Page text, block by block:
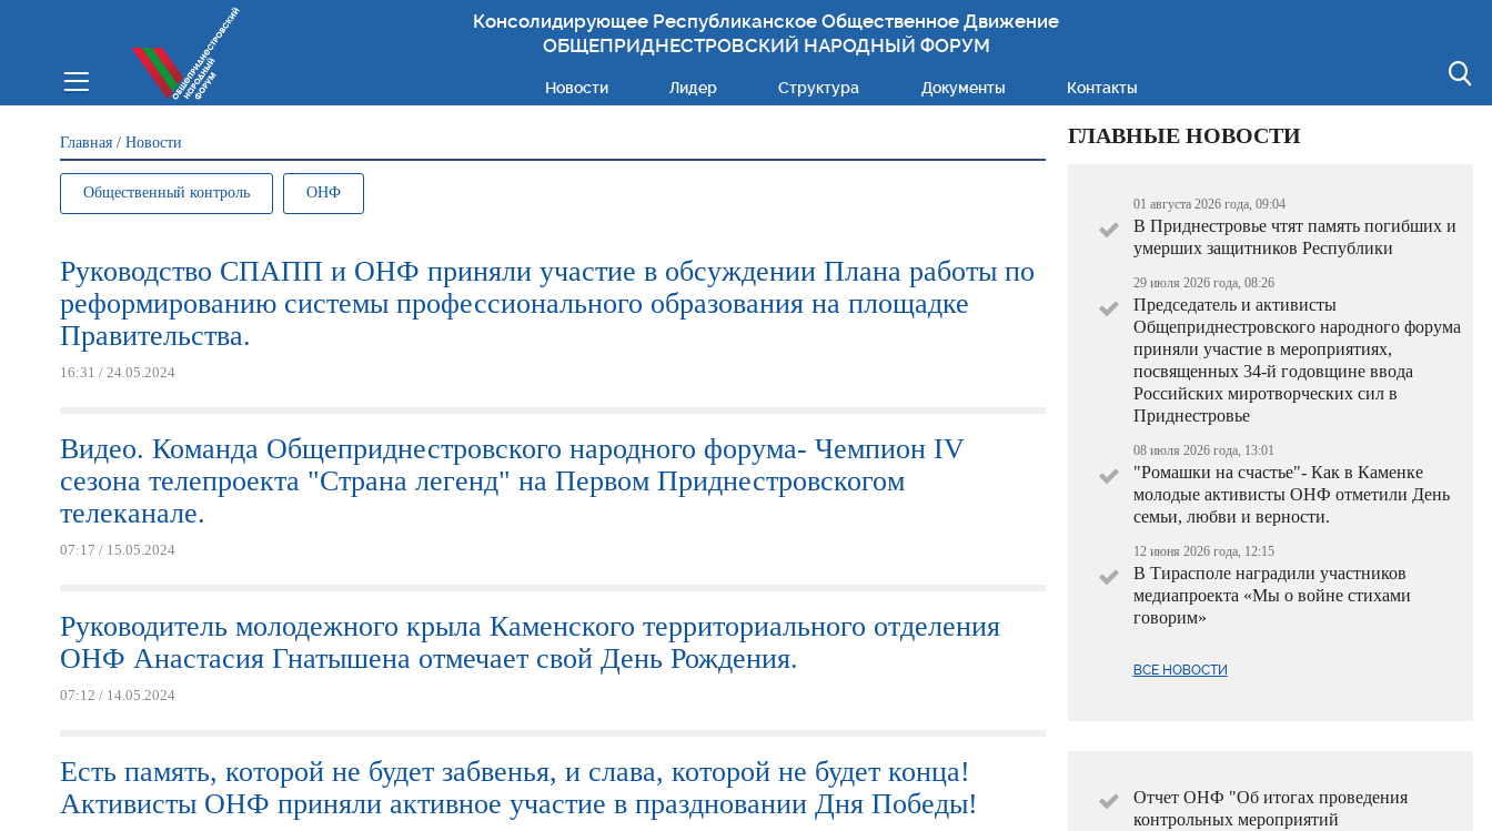
Консолидирующее Республиканское Общественное Движение
ОБЩЕПРИДНЕСТРОВСКИЙ НАРОДНЫЙ ФОРУМ
Новости Лидер Структура Документы Контакты
Вы здесь
Главная/ Новости
Общественный контроль ОНФ
Руководство СПАПП и ОНФ приняли участие в обсуждении Плана работы по
реформированию системы профессионального образования на площадке
Правительства.
16:31 / 24.05.2024
Видео. Команда Общеприднестровского народного форума- Чемпион IV
сезона телепроекта "Страна легенд" на Первом Приднестровскогом
телеканале.
07:17 / 15.05.2024
Руководитель молодежного крыла Каменского территориального отделения
ОНФ Анастасия Гнатышена отмечает свой День Рождения.
07:12 / 14.05.2024
Есть память, которой не будет забвенья, и слава, которой не будет конца!
Активисты ОНФ приняли активное участие в праздновании Дня Победы!
ГЛАВНЫЕ НОВОСТИ
01 августа 2026 года, 09:04
В Приднестровье чтят память погибших и
умерших защитников Республики
29 июля 2026 года, 08:26
Председатель и активисты
Общеприднестровского народного форума
приняли участие в мероприятиях,
посвященных 34-й годовщине ввода
Российских миротворческих сил в
Приднестровье
08 июля 2026 года, 13:01
"Ромашки на счастье"- Как в Каменке
молодые активисты ОНФ отметили День
семьи, любви и верности.
12 июня 2026 года, 12:15
В Тирасполе наградили участников
медиапроекта «Мы о войне стихами
говорим»
ВСЕ НОВОСТИ
Отчет ОНФ "Об итогах проведения
контрольных мероприятий